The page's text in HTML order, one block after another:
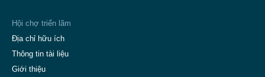
Hội chợ triển lãm
Địa chỉ hữu ích
Thông tin tài liệu
Giới thiệu